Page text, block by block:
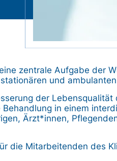
zentrale Aufgabe der
und
der
in einem
Ärzt*innen,
die Mitarbeitenden des